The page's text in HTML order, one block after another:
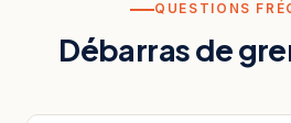
QUESTIONS
Débarras de